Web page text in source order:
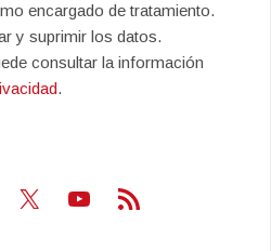
encargado de tratamiento.
y suprimir los datos.
consultar la información
.
X Youtube
Feed RSS